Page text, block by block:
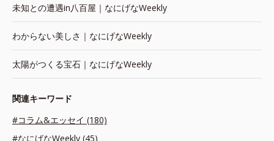
未知との遭遇in八百屋｜なにげなWeekly
わからない美しさ｜なにげなWeekly
太陽がつくる宝石｜なにげなWeekly
関連キーワード
#コラム&エッセイ (180)
#なにげなWeekly (45)